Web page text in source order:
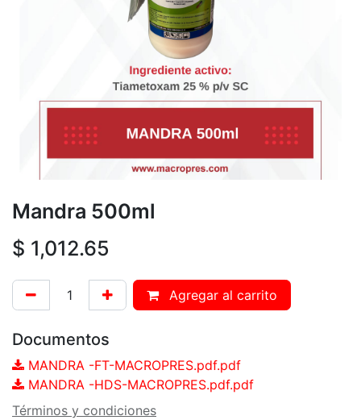
Mandra 500ml
$ 1,012.65
Agregar al carrito
Documentos
MANDRA -FT-MACROPRES.pdf.pdf
MANDRA -HDS-MACROPRES.pdf.pdf
Términos y condiciones